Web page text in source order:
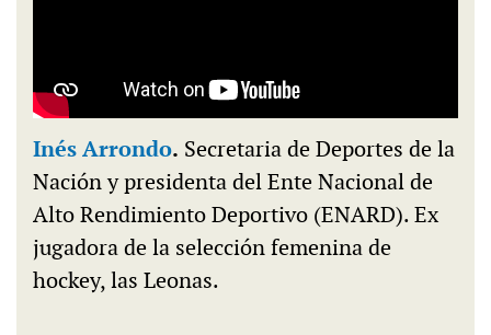
Inés Arrondo. Secretaria de Deportes de la
Nación y presidenta del Ente Nacional de
Alto Rendimiento Deportivo (ENARD). Ex
jugadora de la selección femenina de
hockey, las Leonas.